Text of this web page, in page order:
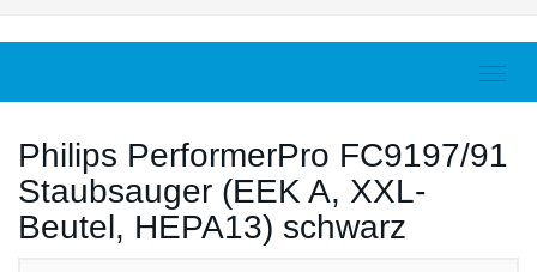
Philips PerformerPro FC9197/91
Staubsauger (EEK A, XXL-
Beutel, HEPA13) schwarz